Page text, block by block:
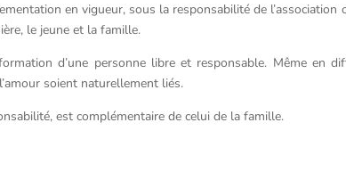
en vigueur, sous la responsabilité de l’association
le jeune et la famille.
d’une personne libre et responsable. Même en
soient naturellement liés.
est complémentaire de celui de la famille.